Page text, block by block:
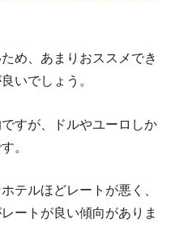
め、あまりおススメでき
いでしょう。
すが、ドルやユーロしか
。
テルほどレートが悪く、
ートが良い傾向がありま